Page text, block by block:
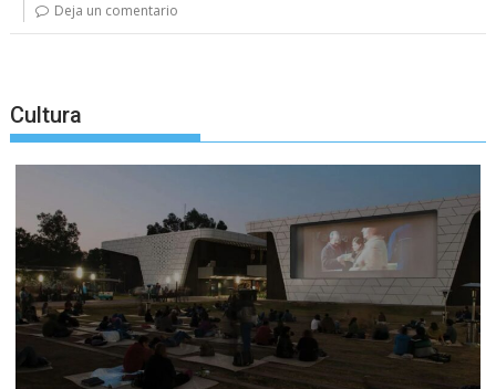
Deja un comentario
Cultura